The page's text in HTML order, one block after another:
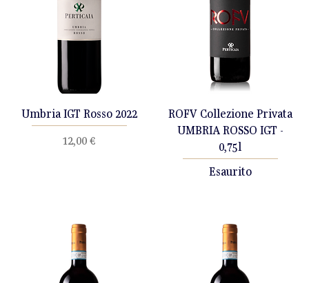
Umbria IGT Rosso 2022
Prezzo
12,00 €
ROFV Collezione Privata
UMBRIA ROSSO IGT -
0,75l
Esaurito